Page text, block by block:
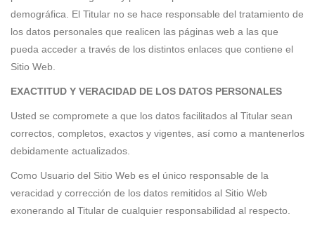
demográfica. El Titular no se hace responsable del tratamiento de
los datos personales que realicen las páginas web a las que
pueda acceder a través de los distintos enlaces que contiene el
Sitio Web.
EXACTITUD Y VERACIDAD DE LOS DATOS PERSONALES
Usted se compromete a que los datos facilitados al Titular sean
correctos, completos, exactos y vigentes, así como a mantenerlos
debidamente actualizados.
Como Usuario del Sitio Web es el único responsable de la
veracidad y corrección de los datos remitidos al Sitio Web
exonerando al Titular de cualquier responsabilidad al respecto.